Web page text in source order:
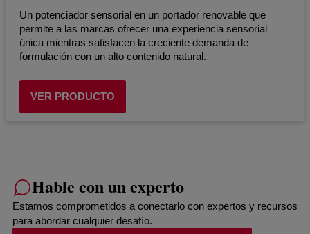
Un potenciador sensorial en un portador renovable que
permite a las marcas ofrecer una experiencia sensorial
única mientras satisfacen la creciente demanda de
formulación con un alto contenido natural.
VER PRODUCTO
Hable con un experto
Estamos comprometidos a conectarlo con expertos y recursos
para abordar cualquier desafío.